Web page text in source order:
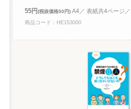
55円(税抜価格50円) A4／ 表紙共4ページ
商品コード：HE153000